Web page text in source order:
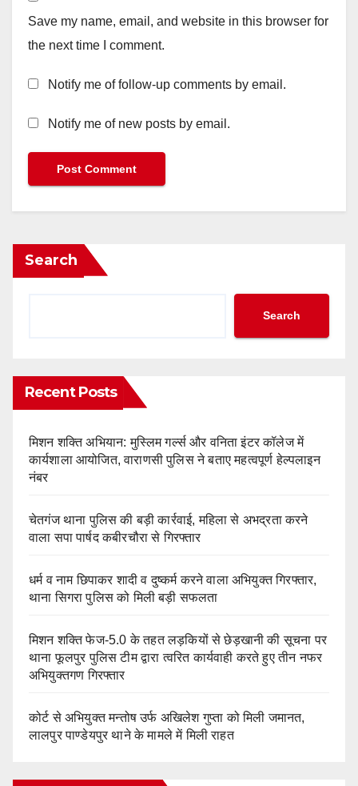
Save my name, email, and website in this browser for
the next time I comment.
Notify me of follow-up comments by email.
Notify me of new posts by email.
Search
Search
Recent Posts
मिशन शक्ति अभियान: मुस्लिम गर्ल्स और वनिता इंटर कॉलेज में
कार्यशाला आयोजित, वाराणसी पुलिस ने बताए महत्वपूर्ण हेल्पलाइन
नंबर
चेतगंज थाना पुलिस की बड़ी कार्रवाई, महिला से अभद्रता करने
वाला सपा पार्षद कबीरचौरा से गिरफ्तार
धर्म व नाम छिपाकर शादी व दुष्कर्म करने वाला अभियुक्त गिरफ्तार,
थाना सिगरा पुलिस को मिली बड़ी सफलता
मिशन शक्ति फेज-5.0 के तहत लड़कियों से छेड़खानी की सूचना पर
थाना फूलपुर पुलिस टीम द्वारा त्वरित कार्यवाही करते हुए तीन नफर
अभियुक्तगण गिरफ्तार
कोर्ट से अभियुक्त मन्तोष उर्फ अखिलेश गुप्ता को मिली जमानत,
लालपुर पाण्डेयपुर थाने के मामले में मिली राहत